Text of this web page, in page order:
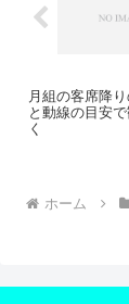
月組の客席降
と動線の目安
く
ホーム